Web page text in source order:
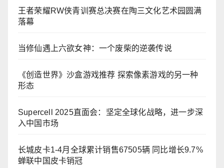
王者荣耀RW侠青训赛总决赛在陶三文化艺术园圆满
落幕
当修仙遇上六欲女神：一个废柴的逆袭传说
《创造世界》沙盒游戏推荐 探索像素游戏的另一种
形态
Supercell 2025直面会：坚定全球化战略，进一步深
入中国市场
长城皮卡1-4月全球累计销售67505辆 同比增长9.7%
蝉联中国皮卡销冠